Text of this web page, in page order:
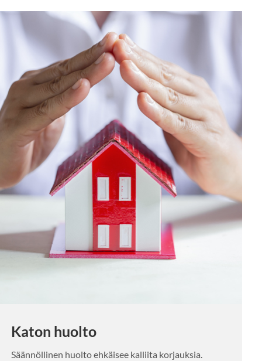
Katon huolto
Säännöllinen huolto ehkäisee kalliita korjauksia.